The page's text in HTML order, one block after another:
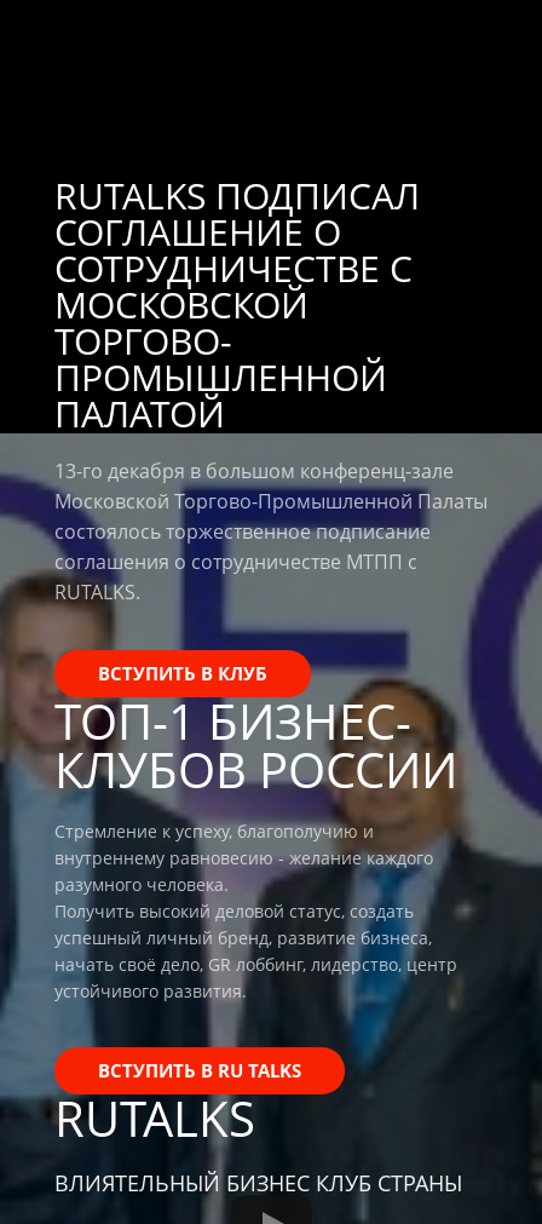
RUTALKS ПОДПИСАЛ
СОГЛАШЕНИЕ О
СОТРУДНИЧЕСТВЕ С
МОСКОВСКОЙ
ТОРГОВО-
ПРОМЫШЛЕННОЙ
ПАЛАТОЙ
13-го декабря в большом конференц-зале
Московской Торгово-Промышленной Палаты
состоялось торжественное подписание
соглашения о сотрудничестве МТПП с
RUTALKS.
ВСТУПИТЬ В КЛУБ
ТОП-1 БИЗНЕС-
КЛУБОВ РОССИИ
Стремление к успеху, благополучию и
внутреннему равновесию - желание каждого
разумного человека.
Получить высокий деловой статус, создать
успешный личный бренд, развитие бизнеса,
начать своё дело, GR лоббинг, лидерство, центр
устойчивого развития.
ВСТУПИТЬ В RU TALKS
RUTALKS
ВЛИЯТЕЛЬНЫЙ БИЗНЕС КЛУБ СТРАНЫ